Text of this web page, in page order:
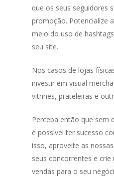
que os seus seguidores
promoção. Potencialize
meio do uso de
seu site.
Nos casos de lojas
investir em visual
vitrines, prateleiras e
Perceba então que sem
é possível ter sucesso
isso, aproveite as
seus concorrentes e
vendas para o seu